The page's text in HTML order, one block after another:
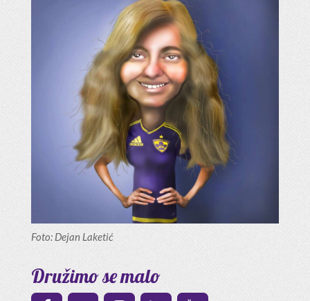
Foto: Dejan Laketić
Družimo se malo